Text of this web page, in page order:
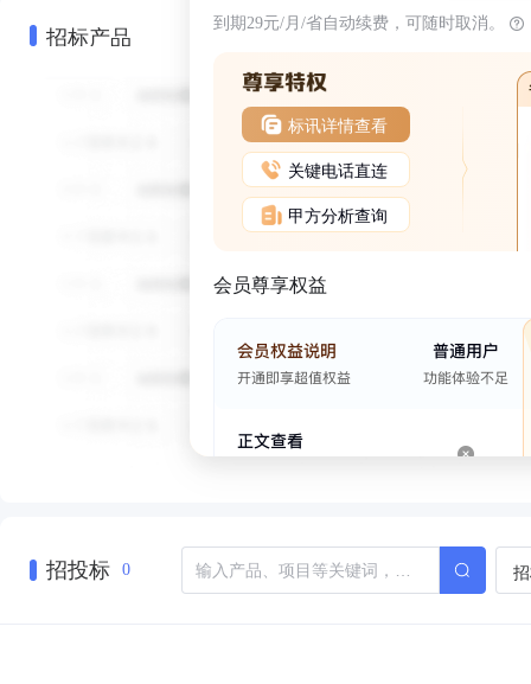
招标产品 到期29元/月/省自动续费，可随时取消。
标讯详情查看
关键电话直连
甲方分析查询
会员尊享权益
招投标 0